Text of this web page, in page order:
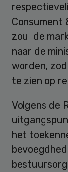
Consument
zou de
naar de
worden,
te zien op
Volgens de
het